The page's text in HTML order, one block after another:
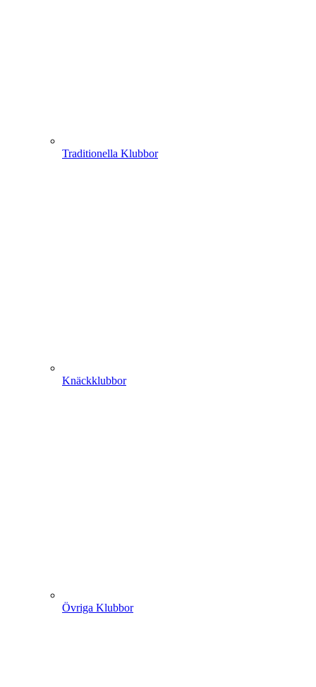
Traditionella Klubbor
Knäckklubbor
Övriga Klubbor